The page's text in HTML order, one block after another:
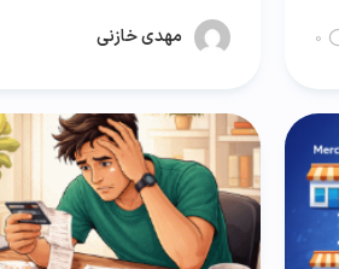
0 مهدی خازنی